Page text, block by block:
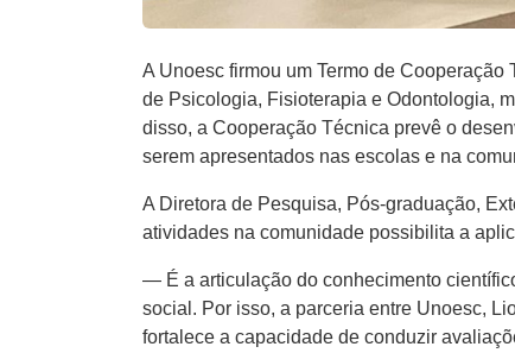
A Unoesc firmou um Termo de
de Psicologia, Fisioterapia e Odontologia,
disso, a Cooperação Técnica prevê o
serem apresentados nas escolas e na
A Diretora de Pesquisa, Pós-graduação,
atividades na comunidade possibilita a
— É a articulação do conhecimento
social. Por isso, a parceria entre Unoesc,
fortalece a capacidade de conduzir